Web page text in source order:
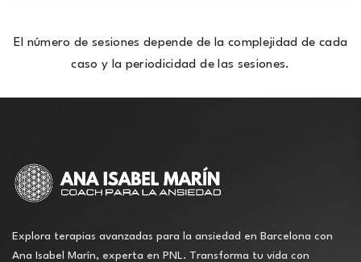
El número de sesiones depende de la complejidad de cada
caso y la periodicidad de las sesiones.
Explora terapias avanzadas para la ansiedad en Barcelona con
Ana Isabel Marín, experta en PNL. Transforma tu vida con